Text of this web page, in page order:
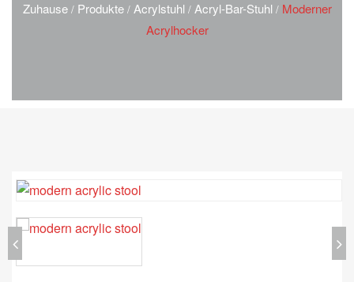
Zuhause/ Produkte/ Acrylstuhl / Acryl-Bar-Stuhl / Moderner
Acrylhocker